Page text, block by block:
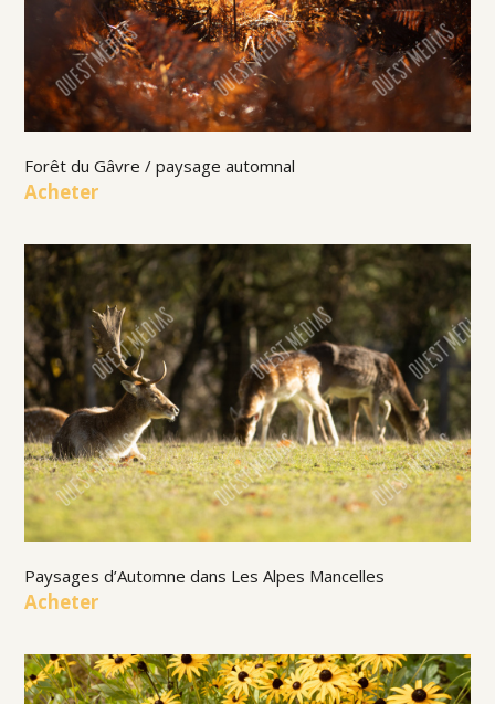
Forêt du Gâvre / paysage automnal
Acheter
Paysages d’Automne dans Les Alpes Mancelles
Acheter